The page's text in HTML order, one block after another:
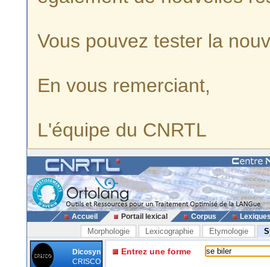
Vous pouvez tester la
En vous remerciant,
L'équipe du CNRTL
Accueil Portail lexical Corpus
Morphologie Lexicographie Etymologie
Dicosyn
CRISCO
Entrez une forme